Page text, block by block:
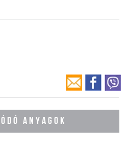
ANYAGOK